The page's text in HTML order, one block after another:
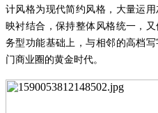
计风格为现代简约风格，大量运
映衬结合，保持整体风格统一，
务型功能基础上，与相邻的高档
门商业圈的黄金时代。